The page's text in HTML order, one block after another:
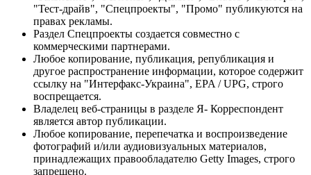
"Тест-драйв", "Спецпроекты", "Промо" публикуются на
правах рекламы.
Раздел Спецпроекты создается совместно с
коммерческими партнерами.
Любое копирование, публикация, републикация и
другое распространение информации, которое содержит
ссылку на "Интерфакс-Украина", EPA / UPG, строго
воспрещается.
Владелец веб-страницы в разделе Я- Корреспондент
является автор публикации.
Любое копирование, перепечатка и воспроизведение
фотографий и/или аудиовизуальных материалов,
принадлежащих правообладателю Getty Images, строго
запрещено.